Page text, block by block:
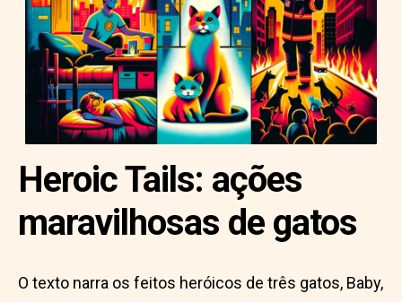
Heroic Tails: ações
maravilhosas de gatos
O texto narra os feitos heróicos de três gatos, Baby,